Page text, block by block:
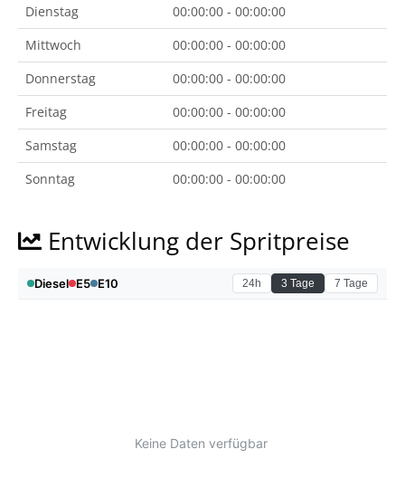
Dienstag
00:00:00 - 00:00:00
Mittwoch
00:00:00 - 00:00:00
Donnerstag
00:00:00 - 00:00:00
Freitag
00:00:00 - 00:00:00
Samstag
00:00:00 - 00:00:00
Sonntag
00:00:00 - 00:00:00
Entwicklung der Spritpreise